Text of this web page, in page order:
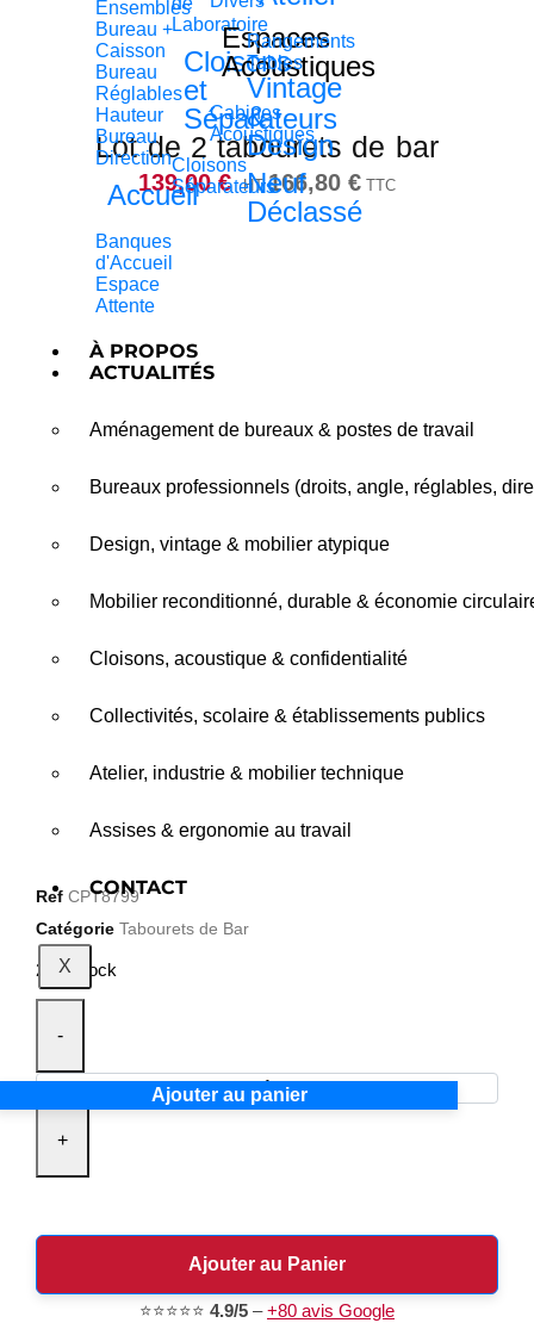
Ensembles
Bureau +
Caisson
Bureau
Réglables
Hauteur
Bureau
Direction
Accueil
Banques
d'Accueil
Espace
Attente
Laboratoire
Cloisons
et
Séparateurs
Cloisons
Séparateurs
Espaces
Acoustiques
Cabines
Acoustiques
Rangements
Tables
Vintage
&
Design
Neuf
Déclassé
À PROPOS
ACTUALITÉS
Aménagement de bureaux & postes de travail
Bureaux professionnels (droits, angle, réglables,
Design, vintage & mobilier atypique
Mobilier reconditionné, durable & économie
Cloisons, acoustique & confidentialité
Collectivités, scolaire & établissements publics
Atelier, industrie & mobilier technique
Assises & ergonomie au travail
CONTACT
X
Lot de 2 tabourets de bar
139,00€ HT166,80 € TTC
Ref CPT8799
Catégorie Tabourets de Bar
2 en stock
-
+
Ajouter au panier
Ajouter au Panier
⭐⭐⭐⭐⭐ 4.9/5 –+80 avis Google